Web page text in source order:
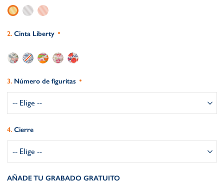
Cinta Liberty
Número de figuritas
Cierre
AÑADE TU GRABADO GRATUITO​